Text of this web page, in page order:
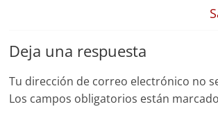
Deja una respuesta
Tu dirección de correo electrónico no
Los campos obligatorios están